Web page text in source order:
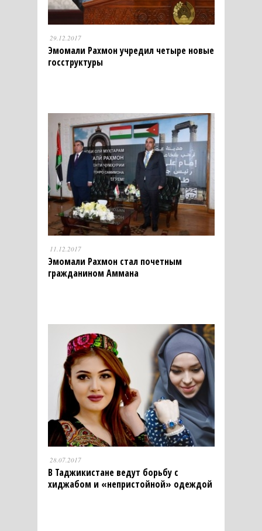
29.12.2017
Эмомали Рахмон учредил четыре новые
госструктуры
11.12.2017
Эмомали Рахмон стал почетным
гражданином Аммана
28.07.2017
В Таджикистане ведут борьбу с
хиджабом и «непристойной» одеждой